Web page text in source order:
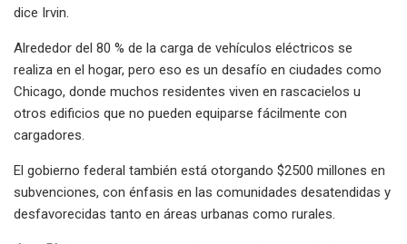
dice Irvin.
Alrededor del 80 % de la carga de vehículos eléctricos se
realiza en el hogar, pero eso es un desafío en ciudades como
Chicago, donde muchos residentes viven en rascacielos u
otros edificios que no pueden equiparse fácilmente con
cargadores.
El gobierno federal también está otorgando $2500 millones en
subvenciones, con énfasis en las comunidades desatendidas y
desfavorecidas tanto en áreas urbanas como rurales.